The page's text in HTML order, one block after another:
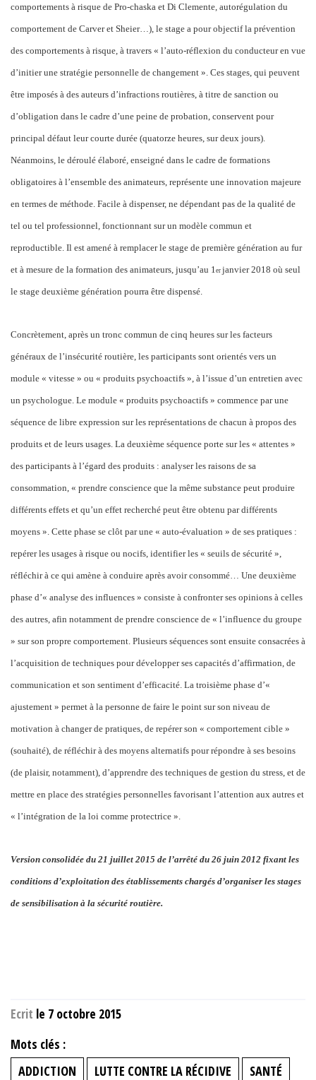
comportements à risque de Pro-chaska et Di Clemente, autorégulation du
comportement de Carver et Sheier…), le stage a pour objectif la prévention
des comportements à risque, à travers « l’auto-réflexion du conducteur en vue
d’initier une stratégie personnelle de changement ». Ces stages, qui peuvent
être imposés à des auteurs d’infractions routières, à titre de sanction ou
d’obligation dans le cadre d’une peine de probation, conservent pour
principal défaut leur courte durée (quatorze heures, sur deux jours).
Néanmoins, le déroulé élaboré, enseigné dans le cadre de formations
obligatoires à l’ensemble des animateurs, représente une innovation majeure
en termes de méthode. Facile à dispenser, ne dépendant pas de la qualité de
tel ou tel professionnel, fonctionnant sur un modèle commun et
reproductible. Il est amené à remplacer le stage de première génération au fur
et à mesure de la formation des animateurs, jusqu’au 1 er janvier 2018 où seul
le stage deuxième génération pourra être dispensé.
Concrètement, après un tronc commun de cinq heures sur les facteurs
généraux de l’insécurité routière, les participants sont orientés vers un
module « vitesse » ou « produits psychoactifs », à l’issue d’un entretien avec
un psychologue. Le module « produits psychoactifs » commence par une
séquence de libre expression sur les représentations de chacun à propos des
produits et de leurs usages. La deuxième séquence porte sur les « attentes »
des participants à l’égard des produits : analyser les raisons de sa
consommation, « prendre conscience que la même substance peut produire
différents effets et qu’un effet recherché peut être obtenu par différents
moyens ». Cette phase se clôt par une « auto-évaluation » de ses pratiques :
repérer les usages à risque ou nocifs, identifier les « seuils de sécurité »,
réfléchir à ce qui amène à conduire après avoir consommé… Une deuxième
phase d’« analyse des influences » consiste à confronter ses opinions à celles
des autres, afin notamment de prendre conscience de « l’influence du groupe
» sur son propre comportement. Plusieurs séquences sont ensuite consacrées à
l’acquisition de techniques pour développer ses capacités d’affirmation, de
communication et son sentiment d’efficacité. La troisième phase d’«
ajustement » permet à la personne de faire le point sur son niveau de
motivation à changer de pratiques, de repérer son « comportement cible »
(souhaité), de réfléchir à des moyens alternatifs pour répondre à ses besoins
(de plaisir, notamment), d’apprendre des techniques de gestion du stress, et de
mettre en place des stratégies personnelles favorisant l’attention aux autres et
« l’intégration de la loi comme protectrice ».
Version consolidée du 21 juillet 2015 de l’arrêté du 26 juin 2012 fixant les
conditions d’exploitation des établissements chargés d’organiser les stages
de sensibilisation à la sécurité routière.
Ecrit le 7 octobre 2015
Mots clés :
ADDICTION
LUTTE CONTRE LA RÉCIDIVE SANTÉ